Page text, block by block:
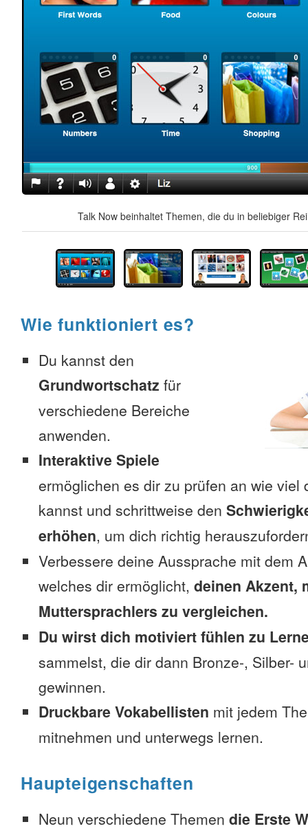
Talk Now beinhaltet Themen, die du in beliebiger
Wie funktioniert es?
Du kannst den
Grundwortschatz für
verschiedene Bereiche
anwenden.
Interaktive Spiele
ermöglichen es dir zu prüfen an wie viel
kannst und schrittweise den
erhöhen, um dich richtig
Verbessere deine Aussprache mit dem
welches dir ermöglicht, deinen Akzent,
Muttersprachlers zu vergleichen.
Du wirst dich motiviert fühlen zu
sammelst, die dir dann Bronze-, Silber-
gewinnen.
Druckbare Vokabellisten mit jedem
mitnehmen und unterwegs lernen.
Haupteigenschaften
Neun verschiedene Themen die Erste